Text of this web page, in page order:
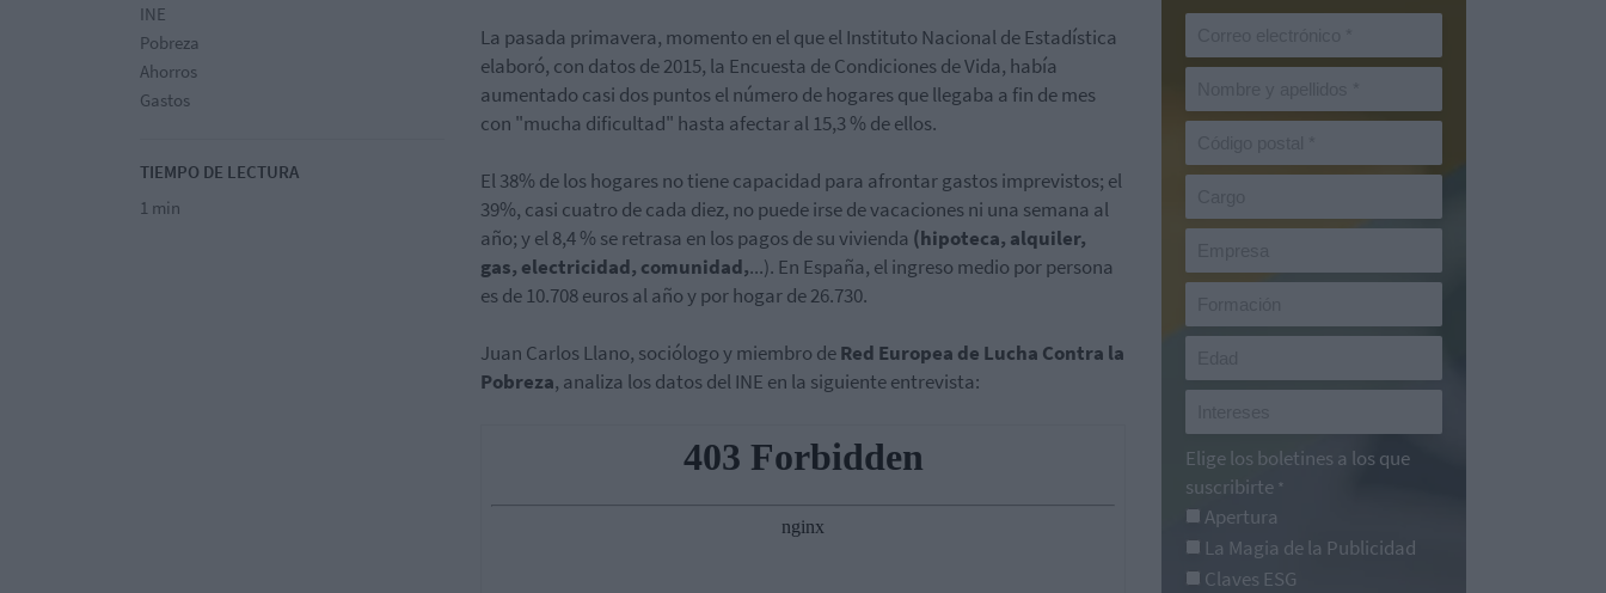
INE
Pobreza
Ahorros
Gastos
TIEMPO DE LECTURA
1 min
La pasada primavera, momento en el que el Instituto Nacional de Estadística
elaboró, con datos de 2015, la Encuesta de Condiciones de Vida, había
aumentado casi dos puntos el número de hogares que llegaba a fin de mes
con "mucha dificultad" hasta afectar al 15,3 % de ellos.
El 38% de los hogares no tiene capacidad para afrontar gastos imprevistos; el
39%, casi cuatro de cada diez, no puede irse de vacaciones ni una semana al
año; y el 8,4 % se retrasa en los pagos de su vivienda (hipoteca, alquiler,
gas, electricidad, comunidad,...). En España, el ingreso medio por persona
es de 10.708 euros al año y por hogar de 26.730.
Juan Carlos Llano, sociólogo y miembro deRed Europea de Lucha Contra la
Pobreza, analiza los datos del INE en la siguiente entrevista:
Elige los boletines a los que
suscribirte *
Apertura
La Magia de la Publicidad
Claves ESG